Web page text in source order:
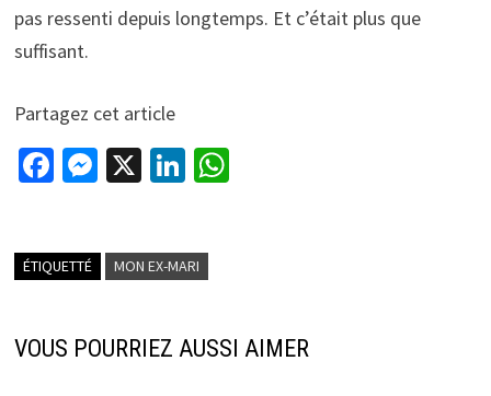
pas ressenti depuis longtemps. Et c’était plus que
suffisant.
Partagez cet article
Fa
o
k
M
n
r
X Li
dI
W
p
ÉTIQUETTÉ MON EX-MARI
VOUS POURRIEZ AUSSI AIMER